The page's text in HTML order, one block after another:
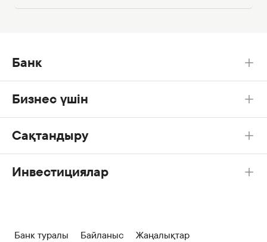
Банк
Бизнес үшін
Сақтандыру
Инвестициялар
Банк туралы Байланыс
Жаңалықтар